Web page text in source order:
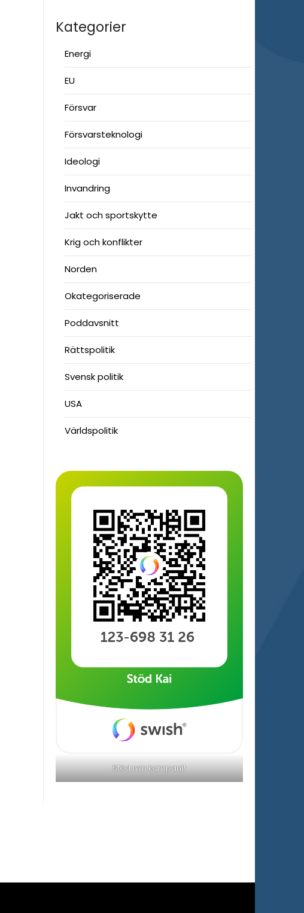
Kategorier
Energi
EU
Försvar
Försvarsteknologi
Ideologi
Invandring
Jakt och sportskytte
Krig och konflikter
Norden
Okategoriserade
Poddavsnitt
Rättspolitik
Svensk politik
USA
Världspolitik
Stöd min kampanj!